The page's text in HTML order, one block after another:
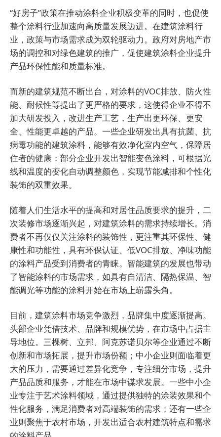
“好房子”政策在推动涂料企业积极变革的同时，也促使
整个涂料行业加速向高质量发展迈进。在建筑涂料行
业，政策与市场需求成为双轮驱动力。政府对房地产市
场的调控和对绿色建筑的推广，促使建筑涂料企业提升
产品环保性能和质量标准。
而新的建筑规范不断出台，对涂料的VOC排放、防火性
能、耐候性等提出了更严格的要求，这使得企业不得不
加大研发投入，改进生产工艺，生产出更环保、更安
全、性能更卓越的产品。一些企业研发出具有抗菌、抗
病毒功能的建筑涂料，能够有效净化室内空气，保障居
住者的健康；部分企业开发出智能变色涂料，可根据光
线和温度的变化自动调整颜色，实现节能减排和个性化
装饰的双重效果。
随着人们生活水平的提高和对居住品质要求的提升，二
次装修市场逐渐兴起，对建筑涂料的需求持续增长。消
费者不再仅仅关注涂料的装饰性，更注重其环保性、健
康性和功能性，具有环保认证、低VOC排放、净味功能
的涂料产品受到消费者的青睐。智能建筑的发展也带动
了智能涂料的市场需求，如具有自清洁、隔热保温、智
能调光等功能的涂料开始在市场上崭露头角。
目前，建筑涂料市场竞争激烈，品牌集中度逐渐提高。
头部企业凭借技术、品牌和规模优势，在市场中占据主
导地位。三棵树、立邦、阿克苏诺贝尔等企业通过不断
创新和市场拓展，提升市场份额；中小企业则面临着更
大的压力，需要通过差异化竞争，专注细分市场，提升
产品品质和服务，才能在市场中谋求发展。一些中小企
业专注于艺术涂料领域，通过提供独特的涂装效果和个
性化服务，满足消费者对高端装饰的需求；还有一些企
业则聚焦于农村市场，开发出适合农村建筑特点和需求